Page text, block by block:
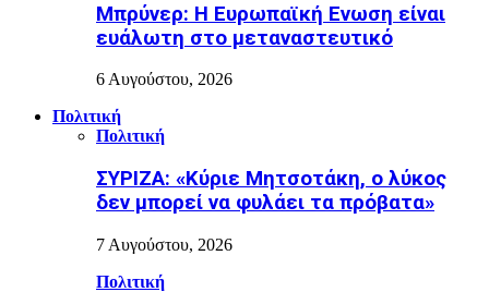
Μπρύνερ: Η Ευρωπαϊκή Ενωση είναι
ευάλωτη στο μεταναστευτικό
6 Αυγούστου, 2026
Πολιτική
Πολιτική
ΣΥΡΙΖΑ: «Κύριε Μητσοτάκη, ο λύκος
δεν μπορεί να φυλάει τα πρόβατα»
7 Αυγούστου, 2026
Πολιτική